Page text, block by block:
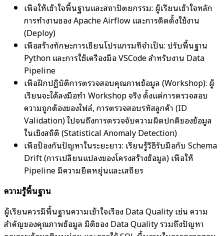
เพื่อให้เข้าใจพื้นฐานและสถาปัตยกรรม: ผู้เรียนเข้าใจหลัก
การทำงานของ Apache Airflow และการติดตั้งใช้งาน
(Deploy)
เพื่อสร้างทักษะการเขียนโปรแกรมที่จำเป็น: ปรับพื้นฐาน
Python และการใช้เครื่องมือ VSCode สำหรับงาน Data
Pipeline
เพื่อฝึกปฏิบัติการตรวจสอบคุณภาพข้อมูล (Workshop): ผู้
เรียนจะได้ลงมือทำ Workshop จริง ตั้งแต่การตรวจสอบ
ความถูกต้องของไฟล์, การตรวจสอบรหัสลูกค้า (ID
Validation) ไปจนถึงการตรวจจับความผิดปกติของข้อมูล
ในเชิงสถิติ (Statistical Anomaly Detection)
เพื่อป้องกันปัญหาในระยะยาว: เรียนรู้วิธีรับมือกับ Schema
Drift (การเปลี่ยนแปลงของโครงสร้างข้อมูล) เพื่อให้
Pipeline มีความยืดหยุ่นและเสถียร
ความรู้พื้นฐาน
ผู้เรียนควรมีพื้นฐานความเข้าใจเรื่อง Data Quality เช่น ความ
สำคัญของคุณภาพข้อมูล มิติของ Data Quality รวมถึงปัญหา